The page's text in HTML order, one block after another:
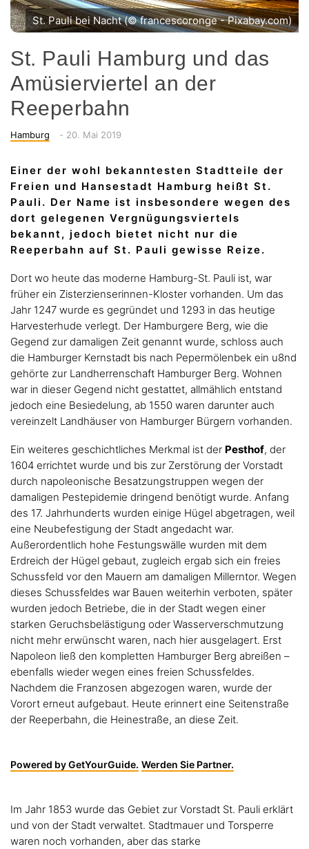
St. Pauli bei Nacht (© francescoronge - Pixabay.com)
St. Pauli Hamburg und das
Amüsierviertel an der
Reeperbahn
Categories
Hamburg - Posted
20. Mai 2019
Einer der wohl bekanntesten Stadtteile der
Freien und Hansestadt Hamburg heißt St.
Pauli. Der Name ist insbesondere wegen des
dort gelegenen Vergnügungsviertels
bekannt, jedoch bietet nicht nur die
Reeperbahn auf St. Pauli gewisse Reize.
Dort wo heute das moderne Hamburg-St. Pauli ist, war
früher ein Zisterzienserinnen-Kloster vorhanden. Um das
Jahr 1247 wurde es gegründet und 1293 in das heutige
Harvesterhude verlegt. Der Hamburgere Berg, wie die
Gegend zur damaligen Zeit genannt wurde, schloss auch
die Hamburger Kernstadt bis nach Pepermölenbek ein u8nd
gehörte zur Landherrenschaft Hamburger Berg. Wohnen
war in dieser Gegend nicht gestattet, allmählich entstand
jedoch eine Besiedelung, ab 1550 waren darunter auch
vereinzelt Landhäuser von Hamburger Bürgern vorhanden.
Ein weiteres geschichtliches Merkmal ist der Pesthof, der
1604 errichtet wurde und bis zur Zerstörung der Vorstadt
durch napoleonische Besatzungstruppen wegen der
damaligen Pestepidemie dringend benötigt wurde. Anfang
des 17. Jahrhunderts wurden einige Hügel abgetragen, weil
eine Neubefestigung der Stadt angedacht war.
Außerordentlich hohe Festungswälle wurden mit dem
Erdreich der Hügel gebaut, zugleich ergab sich ein freies
Schussfeld vor den Mauern am damaligen Millerntor. Wegen
dieses Schussfeldes war Bauen weiterhin verboten, später
wurden jedoch Betriebe, die in der Stadt wegen einer
starken Geruchsbelästigung oder Wasserverschmutzung
nicht mehr erwünscht waren, nach hier ausgelagert. Erst
Napoleon ließ den kompletten Hamburger Berg abreißen –
ebenfalls wieder wegen eines freien Schussfeldes.
Nachdem die Franzosen abgezogen waren, wurde der
Vorort erneut aufgebaut. Heute erinnert eine Seitenstraße
der Reeperbahn, die Heinestraße, an diese Zeit.
Powered by GetYourGuide. Werden Sie Partner.
Im Jahr 1853 wurde das Gebiet zur Vorstadt St. Pauli erklärt
und von der Stadt verwaltet. Stadtmauer und Torsperre
waren noch vorhanden, aber das starke